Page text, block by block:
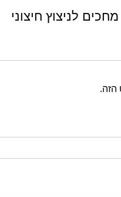
לניצוץ חיצוני